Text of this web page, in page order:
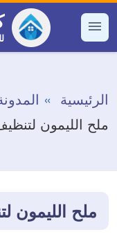
التجاوز
إلى القائمة
الرئيسية
ملح الليمون
ملح الليمون